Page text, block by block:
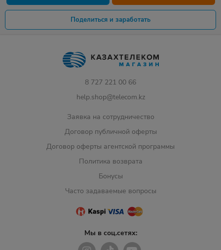
Поделиться и заработать
8 727 221 00 66
help.shop@telecom.kz
Заявка на сотрудничество
Договор публичной оферты
Договор оферты агентской программы
Политика возврата
Бонусы
Часто задаваемые вопросы
Мы в соц.сетях: